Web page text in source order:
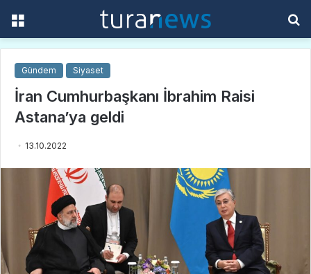
Gündem Siyaset
İran Cumhurbaşkanı İbrahim Raisi
Astana’ya geldi
13.10.2022